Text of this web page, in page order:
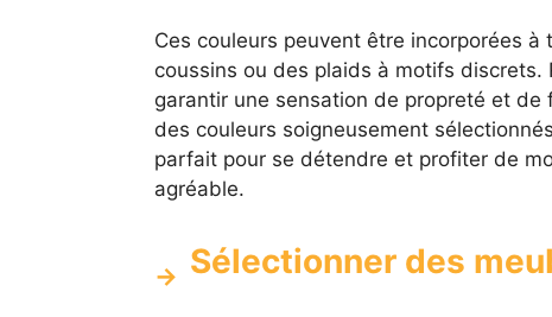
Ces couleurs peuvent être incorporées
coussins ou des plaids à motifs
garantir une sensation de propreté et
des couleurs soigneusement
parfait pour se détendre et profiter de
agréable.
Sélectionner des